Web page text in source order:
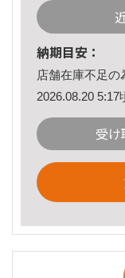
納期目安：
店舗在庫不足の
2026.08.20 5:17
受